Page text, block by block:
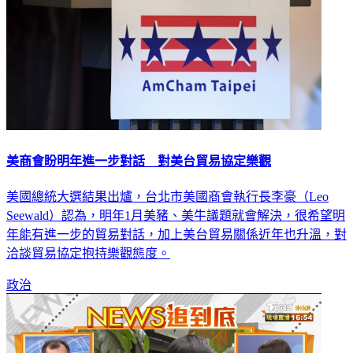
美商會盼明年進一步對話 對美台貿易協定樂觀
美國總統大選結果出爐，台北市美國商會執行長李豪（Leo
Seewald）認為，明年1月美豬、美牛議題就會解決，很希望明
年能有進一步的貿易對話，加上美台貿易關係近年也升溫，對
洽談貿易協定抱持樂觀態度。
政治